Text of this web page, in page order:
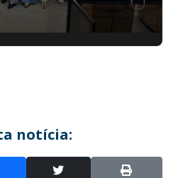
notícia: